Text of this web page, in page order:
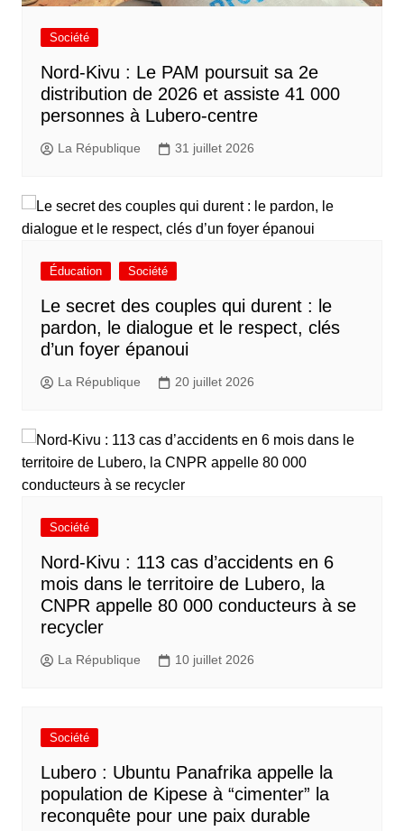
Société
Nord-Kivu : Le PAM poursuit sa 2e
distribution de 2026 et assiste 41 000
personnes à Lubero-centre
La République 31 juillet 2026
Éducation Société
Le secret des couples qui durent : le
pardon, le dialogue et le respect, clés
d’un foyer épanoui
La République 20 juillet 2026
Société
Nord-Kivu : 113 cas d’accidents en 6
mois dans le territoire de Lubero, la
CNPR appelle 80 000 conducteurs à se
recycler
La République 10 juillet 2026
Société
Lubero : Ubuntu Panafrika appelle la
population de Kipese à “cimenter” la
reconquête pour une paix durable